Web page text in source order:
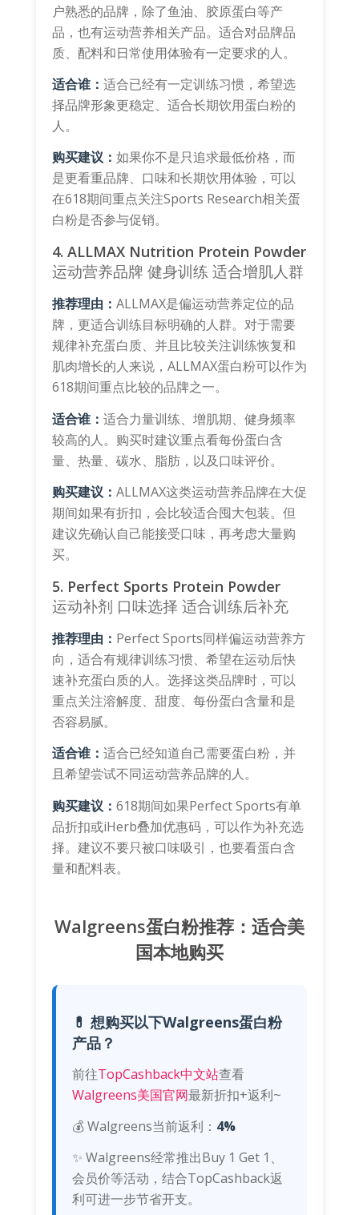
户熟悉的品牌，除了鱼油、胶原蛋白等产
品，也有运动营养相关产品。适合对品牌品
质、配料和日常使用体验有一定要求的人。
适合谁： 适合已经有一定训练习惯，希望选
择品牌形象更稳定、适合长期饮用蛋白粉的
人。
购买建议： 如果你不是只追求最低价格，而
是更看重品牌、口味和长期饮用体验，可以
在618期间重点关注Sports Research相关蛋
白粉是否参与促销。
4. ALLMAX Nutrition Protein Powder
运动营养品牌 健身训练 适合增肌人群
推荐理由： ALLMAX是偏运动营养定位的品
牌，更适合训练目标明确的人群。对于需要
规律补充蛋白质、并且比较关注训练恢复和
肌肉增长的人来说，ALLMAX蛋白粉可以作为
618期间重点比较的品牌之一。
适合谁： 适合力量训练、增肌期、健身频率
较高的人。购买时建议重点看每份蛋白含
量、热量、碳水、脂肪，以及口味评价。
购买建议： ALLMAX这类运动营养品牌在大促
期间如果有折扣，会比较适合囤大包装。但
建议先确认自己能接受口味，再考虑大量购
买。
5. Perfect Sports Protein Powder
运动补剂 口味选择 适合训练后补充
推荐理由： Perfect Sports同样偏运动营养方
向，适合有规律训练习惯、希望在运动后快
速补充蛋白质的人。选择这类品牌时，可以
重点关注溶解度、甜度、每份蛋白含量和是
否容易腻。
适合谁： 适合已经知道自己需要蛋白粉，并
且希望尝试不同运动营养品牌的人。
购买建议： 618期间如果Perfect Sports有单
品折扣或iHerb叠加优惠码，可以作为补充选
择。建议不要只被口味吸引，也要看蛋白含
量和配料表。
Walgreens蛋白粉推荐：适合美
国本地购买
💊 想购买以下Walgreens蛋白粉
产品？
前往TopCashback中文站查看
Walgreens美国官网最新折扣+返利~
💰 Walgreens当前返利： 4%
✨ Walgreens经常推出Buy 1 Get 1、
会员价等活动，结合TopCashback返
利可进一步节省开支。